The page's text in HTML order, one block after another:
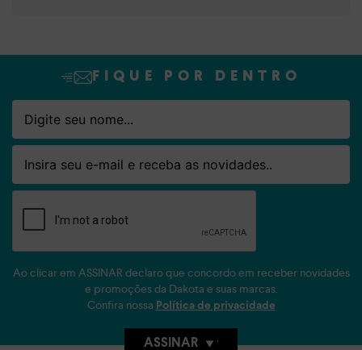
FIQUE POR DENTRO
Nome
Email
Ao clicar em ASSINAR declaro que concordo em receber novidades
e promoções da Dakota e suas marcas.
Confira nossa Política de privacidade
ASSINAR